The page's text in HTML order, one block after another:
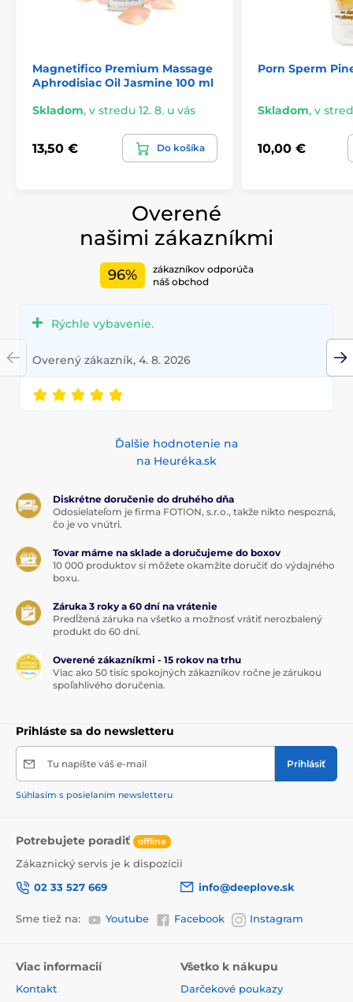
Magnetifico Premium Massage
Aphrodisiac Oil Jasmine 100 ml
Skladom, v stredu 12. 8. u vás
13,50 € Do košíka
Porn Sperm
Skladom, v
10,00 €
Overené
našimi zákazníkmi
96%
zákazníkov odporúča
náš obchod
Rýchle vybavenie.
Overený zákazník, 4. 8. 2026
Ďalšie hodnotenie na
na Heuréka.sk
Diskrétne doručenie do druhého dňa
Odosielateľom je firma FOTION, s.r.o., takže nikto nespozná,
čo je vo vnútri.
Tovar máme na sklade a doručujeme do boxov
10 000 produktov si môžete okamžite doručiť do výdajného
boxu.
Záruka 3 roky a 60 dní na vrátenie
Predĺžená záruka na všetko a možnosť vrátiť nerozbalený
produkt do 60 dní.
Overené zákazníkmi - 15 rokov na trhu
Viac ako 50 tisíc spokojných zákazníkov ročne je zárukou
spoľahlivého doručenia.
Prihláste sa do newsletteru
Tu napíšte váš e-mail Prihlásiť
Súhlasím s posielaním newsletteru
Potrebujete poradiť offline
Zákaznický servis je k dispozícii
02 33 527 669
info@deeplove.sk
Sme tiež na: Youtube Facebook Instagram
Viac informacií
Kontakt
Všetko k nákupu
Darčekové poukazy